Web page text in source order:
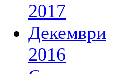
2017
Декември
2016